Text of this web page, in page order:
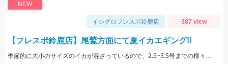
NEW
イシグロフレスポ鈴鹿店 387 view
【フレスポ鈴鹿店】尾鷲方面にて夏イカエギング!!
季節的に大小のサイズのイカが混ざっているので、2.5~3.5号までの様々なサイズを持っていきましょう!!